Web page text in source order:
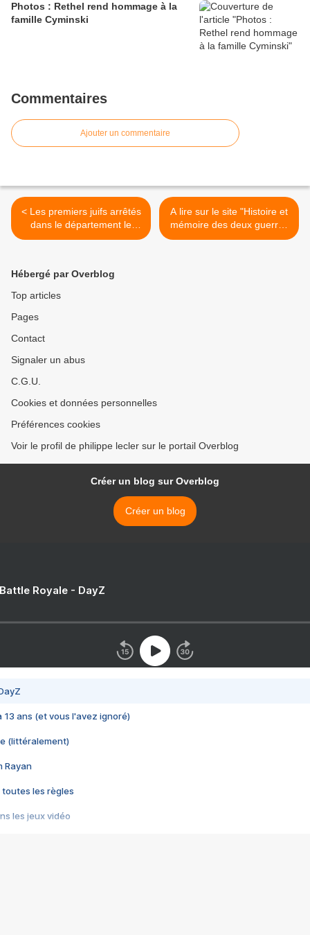
Photos : Rethel rend hommage à la
famille Cyminski
Commentaires
Ajouter un commentaire
< Les premiers juifs arrêtés
dans le département le
furent à Rethel (suite)
A lire sur le site "Histoire et
mémoire des deux guerres
mondiales" >
Hébergé par Overblog
Top articles
Pages
Contact
Signaler un abus
C.G.U.
Cookies et données personnelles
Préférences cookies
Voir le profil de philippe lecler sur le portail Overblog
Créer un blog sur Overblog
Créer un blog
Royale - DayZ
13 ans (et vous l'avez ignoré)
(littéralement)
Rayan
toutes les règles
les jeux vidéo